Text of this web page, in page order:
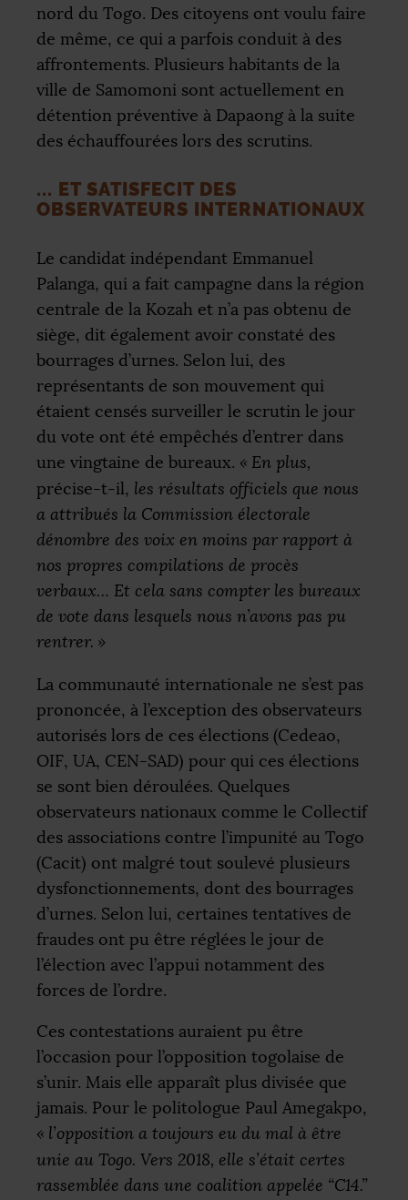
nord du Togo. Des citoyens ont voulu faire
de même, ce qui a parfois conduit à des
affrontements. Plusieurs habitants de la
ville de Samomoni sont actuellement en
détention préventive à Dapaong à la suite
des échauffourées lors des scrutins.
... ET SATISFECIT DES
OBSERVATEURS INTERNATIONAUX
Le candidat indépendant Emmanuel
Palanga, qui a fait campagne dans la région
centrale de la Kozah et n’a pas obtenu de
siège, dit également avoir constaté des
bourrages d’urnes. Selon lui, des
représentants de son mouvement qui
étaient censés surveiller le scrutin le jour
du vote ont été empêchés d’entrer dans
une vingtaine de bureaux. « En plus,
précise-t-il, les résultats officiels que nous
a attribués la Commission électorale
dénombre des voix en moins par rapport à
nos propres compilations de procès
verbaux… Et cela sans compter les bureaux
de vote dans lesquels nous n’avons pas pu
rentrer. »
La communauté internationale ne s’est pas
prononcée, à l’exception des observateurs
autorisés lors de ces élections (Cedeao,
OIF, UA, CEN-SAD) pour qui ces élections
se sont bien déroulées. Quelques
observateurs nationaux comme le Collectif
des associations contre l’impunité au Togo
(Cacit) ont malgré tout soulevé plusieurs
dysfonctionnements, dont des bourrages
d’urnes. Selon lui, certaines tentatives de
fraudes ont pu être réglées le jour de
l’élection avec l’appui notamment des
forces de l’ordre.
Ces contestations auraient pu être
l’occasion pour l’opposition togolaise de
s’unir. Mais elle apparaît plus divisée que
jamais. Pour le politologue Paul Amegakpo,
« l’opposition a toujours eu du mal à être
unie au Togo. Vers 2018, elle s’était certes
rassemblée dans une coalition appelée “C14.”